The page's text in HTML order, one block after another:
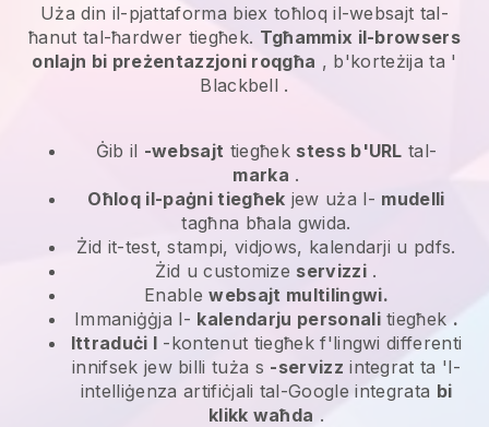
Uża din il-pjattaforma biex toħloq il-websajt tal-
ħanut tal-ħardwer tiegħek. Tgħammix il-browsers
onlajn bi preżentazzjoni roqgħa , b'korteżija ta '
Blackbell .
Ġib il -websajt tiegħek stess b'URL tal-
marka .
Oħloq il-paġni tiegħek jew uża l- mudelli
tagħna bħala gwida.
Żid it-test, stampi, vidjows, kalendarji u pdfs.
Żid u customize servizzi .
Enablewebsajt multilingwi.
Immaniġġja l- kalendarju personalitiegħek .
Ittraduċi l -kontenut tiegħek f'lingwi differenti
innifsek jew billi tuża s -servizz integrat ta 'l-
intelliġenza artifiċjali tal-Google integrata bi
klikk waħda .